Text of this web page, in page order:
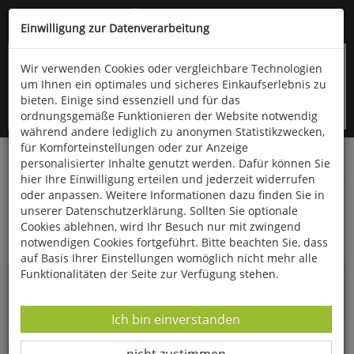
Kompletten Head der Seite überspringen
oder (06766) 9323-960
Startseite Bücher Essen & Trinken
Die besten Rezepte für die Heißluftfritteuse
Einwilligung zur Datenverarbeitung
Wir verwenden Cookies oder vergleichbare Technologien
um Ihnen ein optimales und sicheres Einkaufserlebnis zu
bieten. Einige sind essenziell und für das
ordnungsgemäße Funktionieren der Website notwendig
während andere lediglich zu anonymen Statistikzwecken,
für Komforteinstellungen oder zur Anzeige
personalisierter Inhalte genutzt werden. Dafür können Sie
hier Ihre Einwilligung erteilen und jederzeit widerrufen
oder anpassen. Weitere Informationen dazu finden Sie in
unserer Datenschutzerklärung. Sollten Sie optionale
Cookies ablehnen, wird Ihr Besuch nur mit zwingend
notwendigen Cookies fortgeführt. Bitte beachten Sie, dass
auf Basis Ihrer Einstellungen womöglich nicht mehr alle
Funktionalitäten der Seite zur Verfügung stehen.
Datenverarbeitung -
Ich bin einverstanden